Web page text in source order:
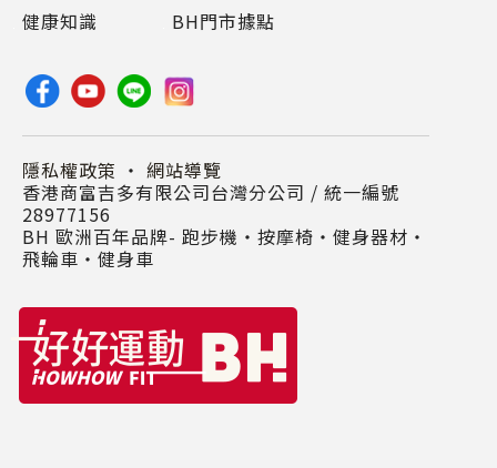
健康知識
BH門市據點
隱私權政策 ・ 網站導覽
香港商富吉多有限公司台灣分公司 / 統一編號
28977156
BH 歐洲百年品牌- 跑步機‧按摩椅‧健身器材‧
飛輪車‧健身車